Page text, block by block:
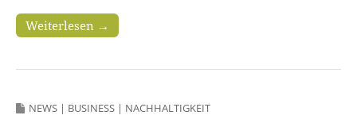
Weiterlesen →
NEWS | BUSINESS | NACHHALTIGKEIT